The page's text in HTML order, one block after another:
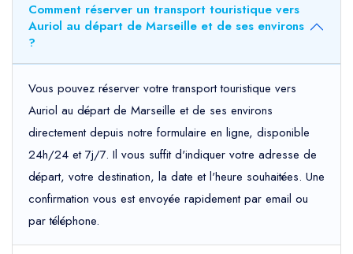
Comment réserver un transport touristique vers
Auriol au départ de Marseille et de ses environs
?
Vous pouvez réserver votre transport touristique vers
Auriol au départ de Marseille et de ses environs
directement depuis notre formulaire en ligne, disponible
24h/24 et 7j/7. Il vous suffit d'indiquer votre adresse de
départ, votre destination, la date et l'heure souhaitées. Une
confirmation vous est envoyée rapidement par email ou
par téléphone.